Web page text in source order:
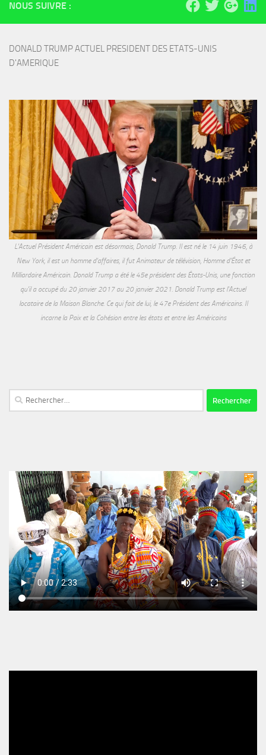
NOUS SUIVRE :
DONALD TRUMP ACTUEL PRESIDENT DES ETATS-UNIS
D'AMERIQUE
L'Actuel Président Américain est désormais, Donald Trump. Il est né le 14 juin 1946, à
New York, il est un homme d'affaires, il fut Animateur de télévision, Homme d'État et
Milliardaire Américain. Donald Trump a été le 45e président des États-Unis, une fonction
qu'il a occupé du 20 janvier 2017 au 20 janvier 2021. Donald Trump est l'Actuel
locataire de la Maison Blanche. Ce qui fait de lui, le 47e Président des Américains. Il
incarne la Paix et la Cohésion entre les états et entre les Américains
Rechercher :